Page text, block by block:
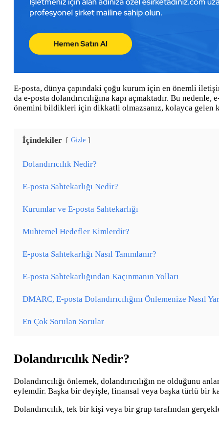
E-posta, dünya çapındaki çoğu kurum için en önemli
da e-posta dolandırıcılığına kapı açmaktadır. Bu
önemini bildikleri için dikkatli olmazsanız, kolayca gelen
İçindekiler Gizle
Dolandırıcılık Nedir?
E-posta Sahtekarlığı Nedir?
Kurumlar ve E-posta Sahtekarlığı
Muhtemel Hedefler Kimlerdir?
E-posta Sahtekarlığı Nasıl Tanımlanır?
E-posta Sahtekarlığından Kaçınmanın Yolları
DMARC, E-posta Dolandırıcılığını Önlemenize Nasıl
En Çok Sorulan Sorular
Dolandırıcılık Nedir?
Dolandırıcılığı önlemek, dolandırıcılığın ne olduğunu
eylemdir. Başka bir deyişle, finansal veya başka türlü bir
Dolandırıcılık, tek bir kişi veya bir grup tarafından